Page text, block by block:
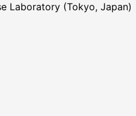
Laboratory (Tokyo, Japan)